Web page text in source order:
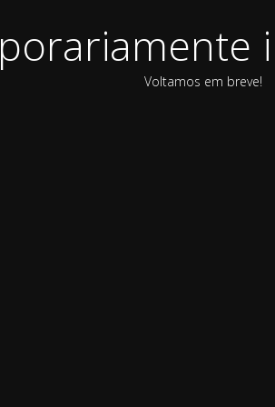
Voltamos em breve!